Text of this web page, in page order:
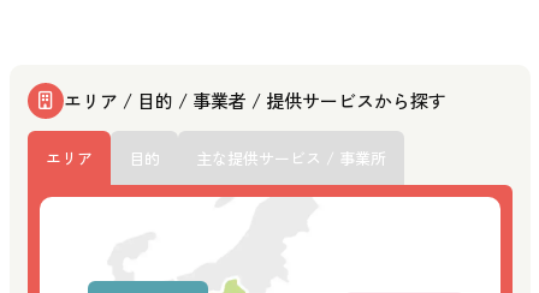
エリア / 目的 / 事業者 / 提供サービスから探す
エリア 目的 主な提供サービス / 事業所